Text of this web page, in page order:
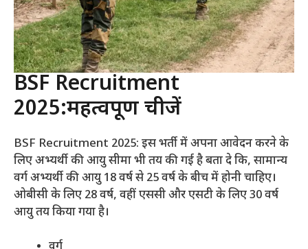
BSF Recruitment
2025:महत्वपूर्ण चीजें
BSF Recruitment 2025: इस भर्ती में अपना आवेदन करने के
लिए अभ्यर्थी की आयु सीमा भी तय की गई है बता दे कि, सामान्य
वर्ग अभ्यर्थी की आयु 18 वर्ष से 25 वर्ष के बीच में होनी चाहिए।
ओबीसी के लिए 28 वर्ष, वहीं एससी और एसटी के लिए 30 वर्ष
आयु तय किया गया है।